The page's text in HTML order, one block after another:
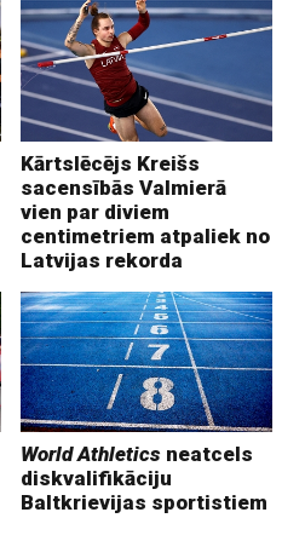
Kārtslēcējs Kreišs
sacensībās Valmierā
vien par diviem
centimetriem atpaliek no
Latvijas rekorda
World Athletics neatcels
diskvalifikāciju
Baltkrievijas sportistiem